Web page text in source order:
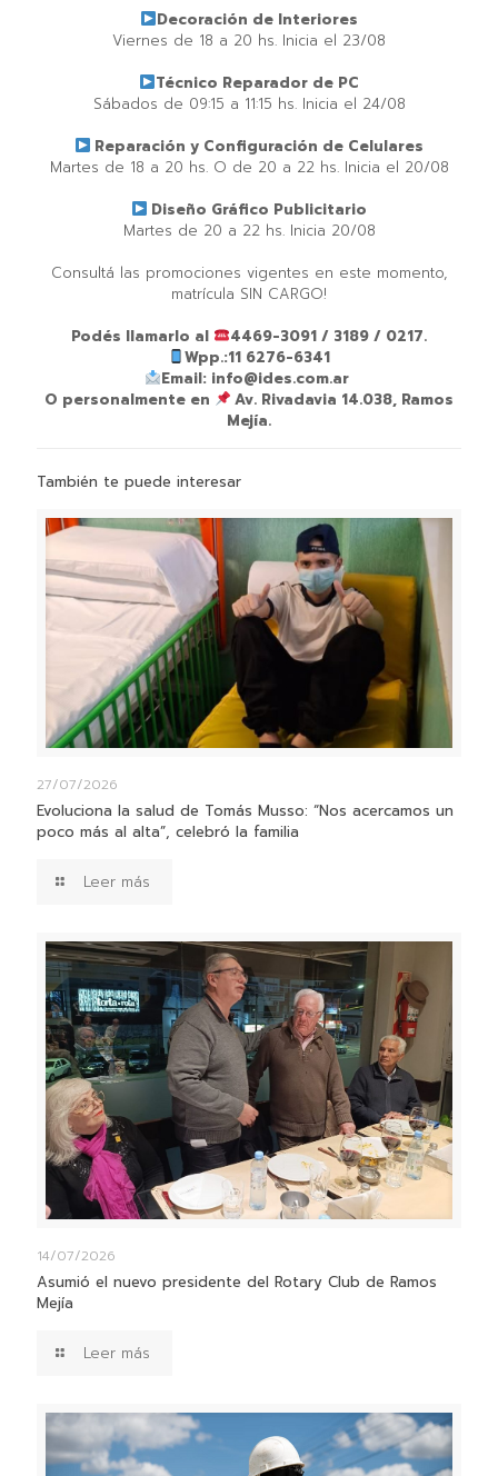
Decoración de Interiores⁣
Viernes de 18 a 20 hs. Inicia el 23/08⁣
Técnico Reparador de PC⁣
Sábados de 09:15 a 11:15 hs. Inicia el 24/08⁣
Reparación y Configuración de Celulares⁣
Martes de 18 a 20 hs. O de 20 a 22 hs. Inicia el 20/08⁣
Diseño Gráfico Publicitario⁣
Martes de 20 a 22 hs. Inicia 20/08⁣
Consultá las promociones vigentes en este momento,
matrícula SIN CARGO!⁣
Podés llamarlo al
4469-3091 / 3189 / 0217.⁣
Wpp.:11 6276-6341⁣
Email: info@ides.com.ar ⁣
O personalmente en
Av. Rivadavia 14.038, Ramos
Mejía.⁣
También te puede interesar
27/07/2026
Evoluciona la salud de Tomás Musso: “Nos acercamos un
poco más al alta”, celebró la familia
Leer más
14/07/2026
Asumió el nuevo presidente del Rotary Club de Ramos
Mejía
Leer más